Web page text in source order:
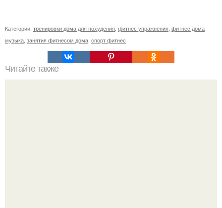
Категории: тренировки дома для похудения фитнес упражнения фитнес дома
музыка занятия фитнесом дома спорт фитнес
Читайте также